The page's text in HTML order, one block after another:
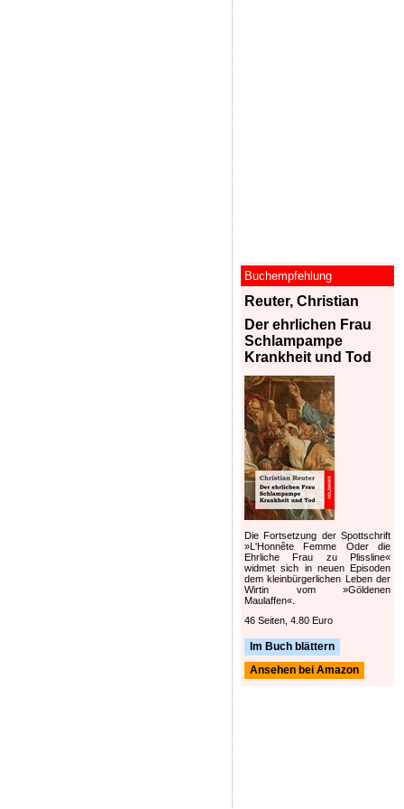
Buchempfehlung
Reuter, Christian
Der ehrlichen Frau
Schlampampe
Krankheit und Tod
Die Fortsetzung der Spottschrift
»L'Honnête Femme Oder die
Ehrliche Frau zu Plissline«
widmet sich in neuen Episoden
dem kleinbürgerlichen Leben der
Wirtin vom »Göldenen
Maulaffen«.
46 Seiten, 4.80 Euro
Im Buch blättern
Ansehen bei Amazon